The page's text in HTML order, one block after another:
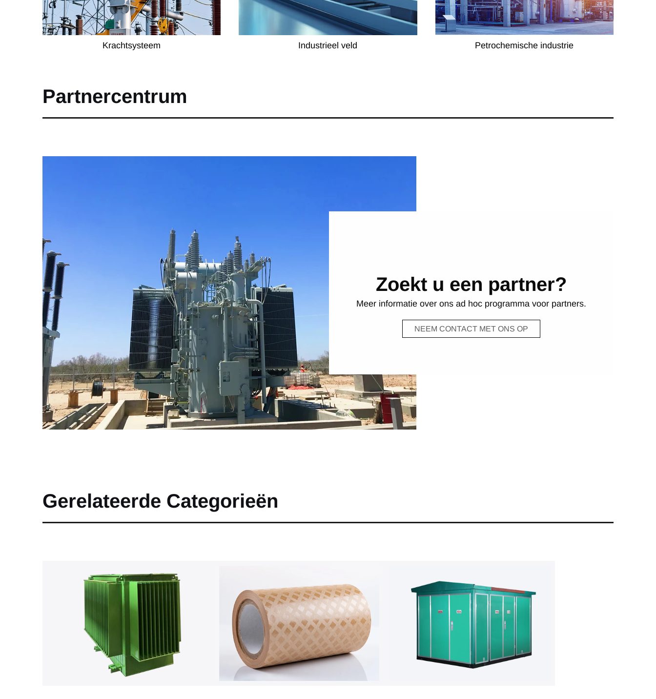
Krachtsysteem Industrieel veld Petrochemische industrie
Partnercentrum
Zoekt u een partner?
Meer informatie over ons ad hoc programma voor partners.
NEEM CONTACT MET ONS OP
Gerelateerde Categorieën